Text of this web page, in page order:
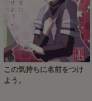
この気持ちに名前をつけ
よう。